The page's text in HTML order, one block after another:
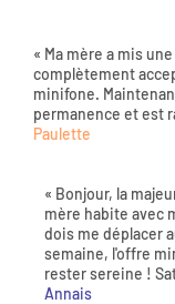
« Ma mère a mis
complètement
minifone.
permanence et est
Paulette
« Bonjour, la
mère habite avec
dois me déplacer
semaine, l'offre
rester sereine !
Annais